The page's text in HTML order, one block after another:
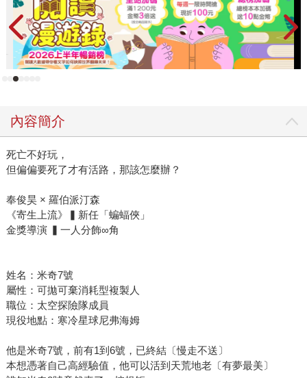
內容簡介
死亡不好玩，
但偏偏要死了才有活路，那該怎麼辦？
奉俊昊 × 羅伯派汀森
《寄生上流》▍新任「蝙蝠俠」
金獎導演 ▍一人分飾∞角
姓名：米奇7號
屬性：可拋可棄消耗型複製人
職位：太空探險隊成員
現役地點：寒冷星球尼弗海姆
他是米奇7號，前有1到6號，已終結〔慢走不送〕
本想憑著自己高經驗值，他可以活到天荒地老〔有夢最美〕